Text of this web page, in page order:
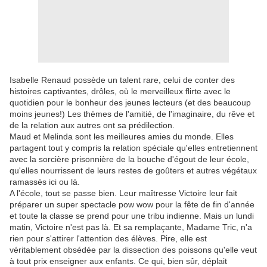
Isabelle Renaud possède un talent rare, celui de conter des
histoires captivantes, drôles, où le merveilleux flirte avec le
quotidien pour le bonheur des jeunes lecteurs (et des beaucoup
moins jeunes!) Les thèmes de l'amitié, de l'imaginaire, du rêve et
de la relation aux autres ont sa prédilection.
Maud et Melinda sont les meilleures amies du monde. Elles
partagent tout y compris la relation spéciale qu'elles entretiennent
avec la sorcière prisonnière de la bouche d'égout de leur école,
qu'elles nourrissent de leurs restes de goûters et autres végétaux
ramassés ici ou là.
A l'école, tout se passe bien. Leur maîtresse Victoire leur fait
préparer un super spectacle pow wow pour la fête de fin d'année
et toute la classe se prend pour une tribu indienne. Mais un lundi
matin, Victoire n'est pas là. Et sa remplaçante, Madame Tric, n'a
rien pour s'attirer l'attention des élèves. Pire, elle est
véritablement obsédée par la dissection des poissons qu'elle veut
à tout prix enseigner aux enfants. Ce qui, bien sûr, déplait